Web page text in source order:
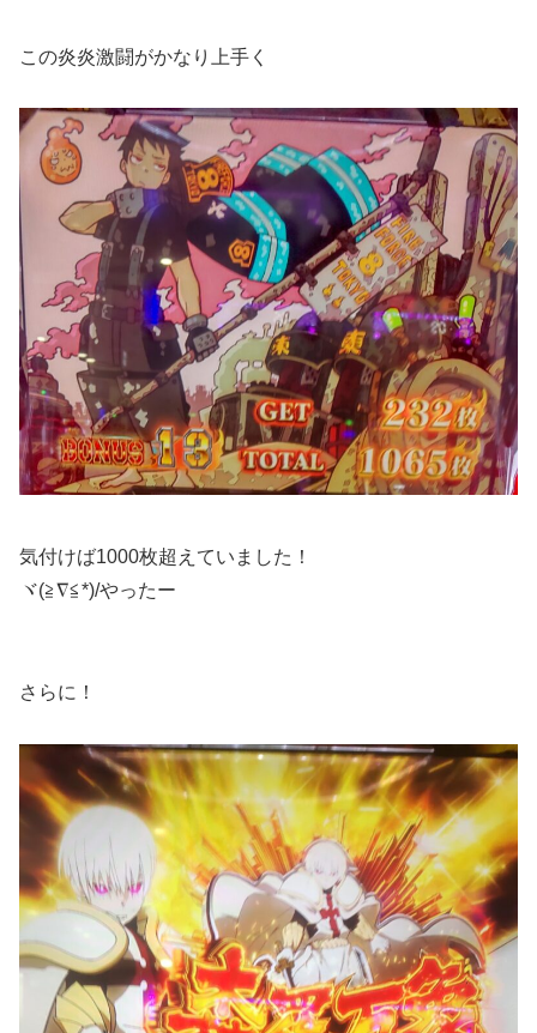
この炎炎激闘がかなり上手く
気付けば1000枚超えていました！
ヾ(≧∇≦*)/やったー
さらに！